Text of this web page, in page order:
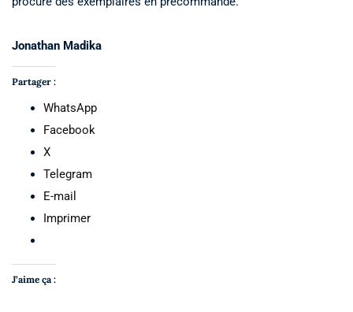
Jonathan Madika
Partager :
WhatsApp
Facebook
X
Telegram
E-mail
Imprimer
J’aime ça :